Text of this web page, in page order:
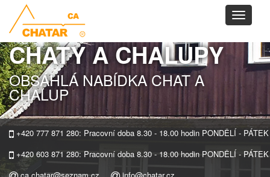
Toggle
CHATY A CHALUPY
OBSÁHLÁ NABÍDKA CHAT A
CHALUP
+420 777 871 280: Pracovní doba 8.30 - 18.00 hodin PONDĚLÍ - PÁTEK
+420 603 871 280: Pracovní doba 8.30 - 18.00 hodin PONDĚLÍ - PÁTEK